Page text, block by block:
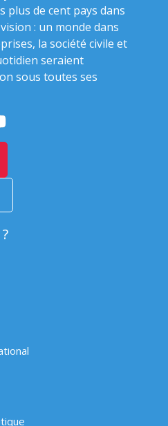
plus de cent pays dans
: un monde dans
la société civile et
seraient
sous toutes ses